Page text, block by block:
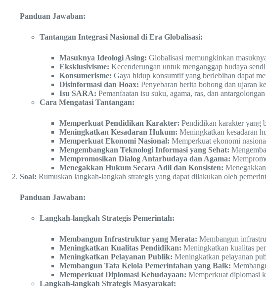
Panduan Jawaban:
Tantangan Integrasi Nasional di Era Globalisasi:
Masuknya Ideologi Asing: Globalisasi memungkinkan
Eksklusivisme: Kecenderungan untuk menganggap budaya
Konsumerisme: Gaya hidup konsumtif yang berlebihan dapat
Disinformasi dan Hoax: Penyebaran berita bohong dan ujaran
Isu SARA: Pemanfaatan isu suku, agama, ras, dan
Cara Mengatasi Tantangan:
Memperkuat Pendidikan Karakter: Pendidikan karakter yang
Meningkatkan Kesadaran Hukum: Meningkatkan kesadaran
Memperkuat Ekonomi Nasional: Memperkuat ekonomi
Mengembangkan Teknologi Informasi yang Sehat:
Mempromosikan Dialog Antarbudaya dan Agama:
Menegakkan Hukum Secara Adil dan Konsisten:
Soal: Rumuskan langkah-langkah strategis yang dapat dilakukan oleh
Panduan Jawaban:
Langkah-langkah Strategis Pemerintah:
Membangun Infrastruktur yang Merata: Membangun
Meningkatkan Kualitas Pendidikan: Meningkatkan kualitas
Meningkatkan Pelayanan Publik: Meningkatkan pelayanan
Membangun Tata Kelola Pemerintahan yang Baik:
Memperkuat Diplomasi Kebudayaan: Memperkuat diplomasi
Langkah-langkah Strategis Masyarakat: